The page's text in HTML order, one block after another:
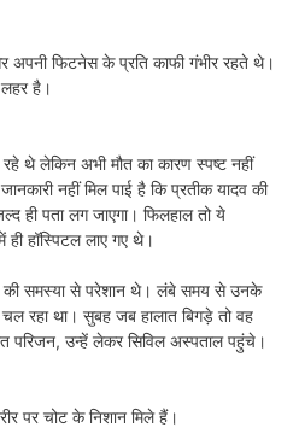
फिटनेस के प्रति काफी गंभीर रहते थे।
लहर है।
थे लेकिन अभी मौत का कारण स्पष्ट नहीं
नहीं मिल पाई है कि प्रतीक यादव की
ही पता लग जाएगा। फिलहाल तो ये
ही हॉस्पिटल लाए गए थे।
की समस्या से परेशान थे। लंबे समय से उनके
रहा था। सुबह जब हालात बिगड़े तो वह
परिजन, उन्हें लेकर सिविल अस्पताल पहुंचे।
पर चोट के निशान मिले हैं।